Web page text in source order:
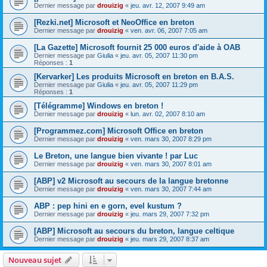
Dernier message par drouizig « jeu. avr. 12, 2007 9:49 am
[Rezki.net] Microsoft et NeoOffice en breton
Dernier message par drouizig « ven. avr. 06, 2007 7:05 am
[La Gazette] Microsoft fournit 25 000 euros d'aide à OAB
Dernier message par Giulia « jeu. avr. 05, 2007 11:30 pm
Réponses : 1
[Kervarker] Les produits Microsoft en breton en B.A.S.
Dernier message par Giulia « jeu. avr. 05, 2007 11:29 pm
Réponses : 1
[Télégramme] Windows en breton !
Dernier message par drouizig « lun. avr. 02, 2007 8:10 am
[Programmez.com] Microsoft Office en breton
Dernier message par drouizig « ven. mars 30, 2007 8:29 pm
Le Breton, une langue bien vivante ! par Luc
Dernier message par drouizig « ven. mars 30, 2007 8:01 am
[ABP] v2 Microsoft au secours de la langue bretonne
Dernier message par drouizig « ven. mars 30, 2007 7:44 am
ABP : pep hini en e gorn, evel kustum ?
Dernier message par drouizig « jeu. mars 29, 2007 7:32 pm
[ABP] Microsoft au secours du breton, langue celtique
Dernier message par drouizig « jeu. mars 29, 2007 8:37 am
Nouveau sujet